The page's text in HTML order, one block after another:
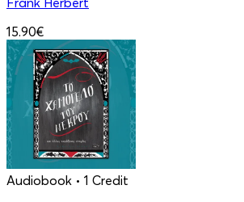
15.90€
Audiobook • 1 Credit